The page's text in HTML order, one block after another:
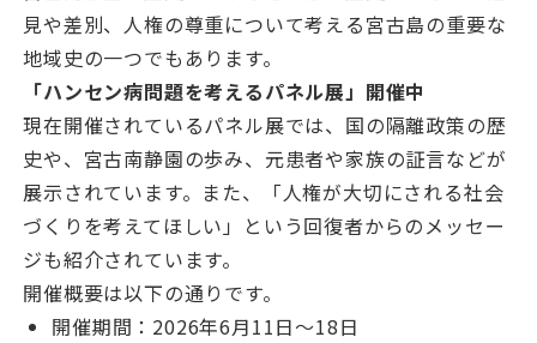
見や差別、人権の尊重について考える宮古島の重要な
地域史の一つでもあります。
「ハンセン病問題を考えるパネル展」開催中
現在開催されているパネル展では、国の隔離政策の歴
史や、宮古南静園の歩み、元患者や家族の証言などが
展示されています。また、「人権が大切にされる社会
づくりを考えてほしい」という回復者からのメッセー
ジも紹介されています。
開催概要は以下の通りです。
開催期間：2026年6月11日～18日